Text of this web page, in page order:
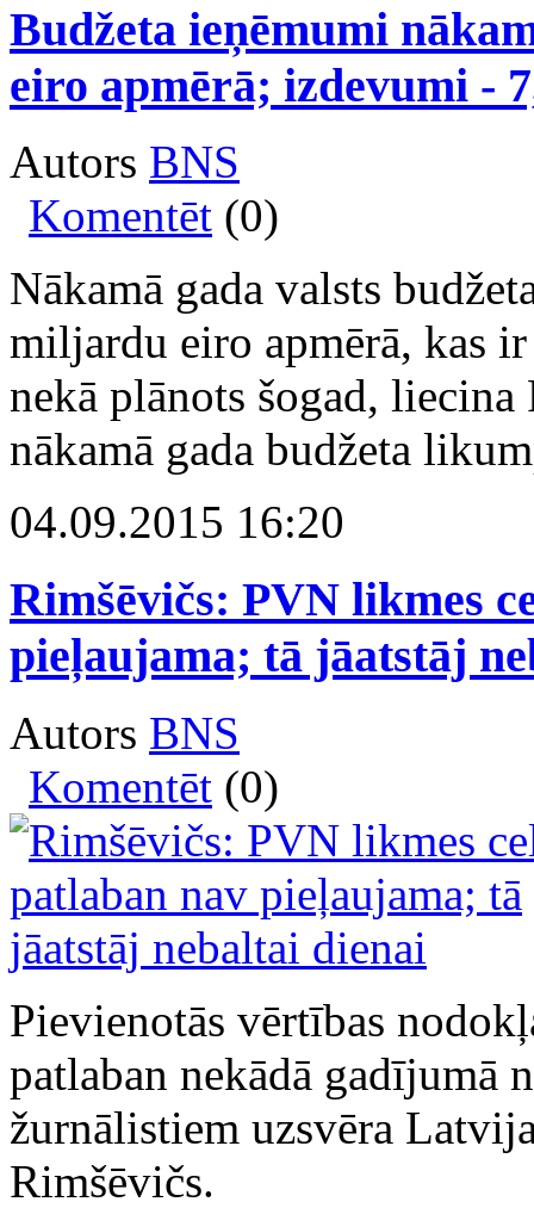
Budžeta ieņēmumi
eiro apmērā; izdevumi -
Autors BNS
Komentēt (0)
Nākamā gada valsts
miljardu eiro apmērā, kas
nekā plānots šogad,
nākamā gada budžeta
04.09.2015 16:20
Rimšēvičs: PVN likmes
pieļaujama; tā jāatstāj
Autors BNS
Komentēt (0)
Pievienotās vērtības
patlaban nekādā gadījumā
žurnālistiem uzsvēra
Rimšēvičs.